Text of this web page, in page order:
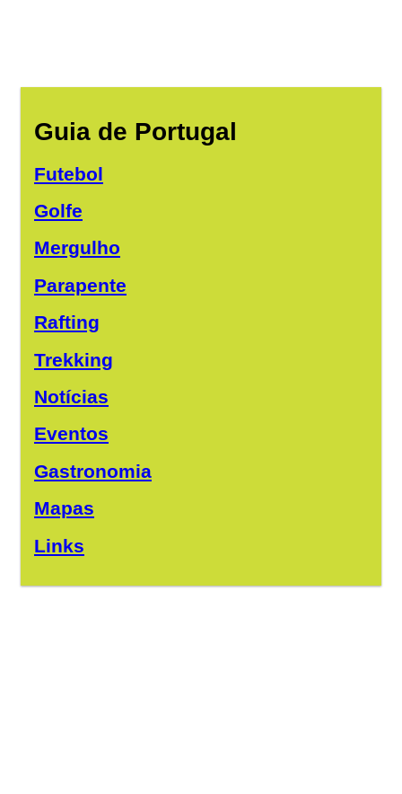
Guia de Portugal
Futebol
Golfe
Mergulho
Parapente
Rafting
Trekking
Notícias
Eventos
Gastronomia
Mapas
Links